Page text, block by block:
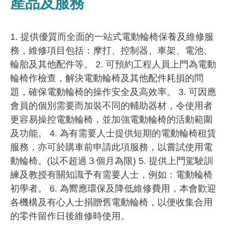
1. 提供優質而全面的一站式電動輪椅保養及維修服
務，維修項目包括：摩打、控制器、車架、電池、
輪胎及其他配件等。 2. 可預約工程人員上門為電動
輪椅作檢查，解決電動輪椅及其他配件耗損的問
題，確保電動輪椅的操作安全及高效率。 3. 可因應
會員的個別需要而加裝不同的輔助器材，令使用者
更容易操控電動輪椅，並加強電動輪椅的活動範圍
及功能。 4. 為有需要人士提供短期的電動輪椅租賃
服務，亦可於購車前申請此項服務，以嘗試使用電
動輪椅。(以不超過３個月為限) 5. 提供上門駕駛訓
練及教授有關知識予有需要人士，例如：電動輪椅
初學者。 6. 為嚮應環保及降低維修費用，本會歡迎
各機構及有心人士捐贈舊電動輪椅，以便收集合用
的零件留作日後維修時使用。